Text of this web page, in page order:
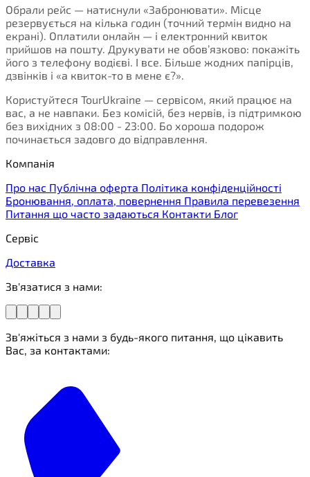
Обрали рейс — натиснули «Забронювати». Місце
резервується на кілька годин (точний термін видно на
екрані). Оплатили онлайн — і електронний квиток
прийшов на пошту. Друкувати не обов’язково: покажіть
його з телефону водієві. І все. Більше жодних папірців,
дзвінків і «а квиток-то в мене є?».
Користуйтеся TourUkraine — сервісом, який працює на
вас, а не навпаки. Без комісій, без нервів, із підтримкою
без вихідних з 08:00 - 23:00. Бо хороша подорож
починається задовго до відправлення.
Компанія
Про нас Публічна оферта Політика конфіденційності
Бронювання, оплата, повернення Правила перевезення
Питання що часто задаються Контакти Блог
Сервіс
Доставка
Зв'язатися з нами:
Зв'яжіться з нами з будь-якого питання, що цікавить
Вас, за контактами: